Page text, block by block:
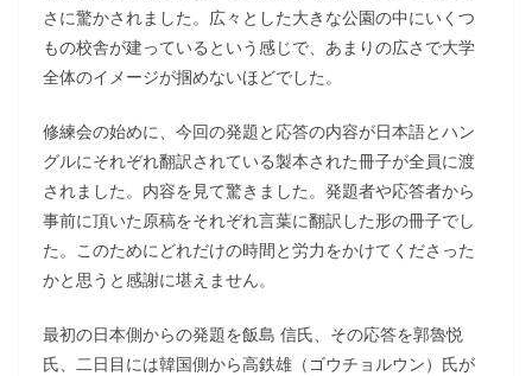
さに驚かされました。広々とした大きな公園の中にいくつ
もの校舎が建っているという感じで、あまりの広さで大学
全体のイメージが掴めないほどでした。
修練会の始めに、今回の発題と応答の内容が日本語とハン
グルにそれぞれ翻訳されている製本された冊子が全員に渡
されました。内容を見て驚きました。発題者や応答者から
事前に頂いた原稿をそれぞれ言葉に翻訳した形の冊子でし
た。このためにどれだけの時間と労力をかけてくださった
かと思うと感謝に堪えません。
最初の日本側からの発題を飯島 信氏、その応答を郭魯悦
氏、二日目には韓国側から高鉄雄（ゴウチョルウン）氏が